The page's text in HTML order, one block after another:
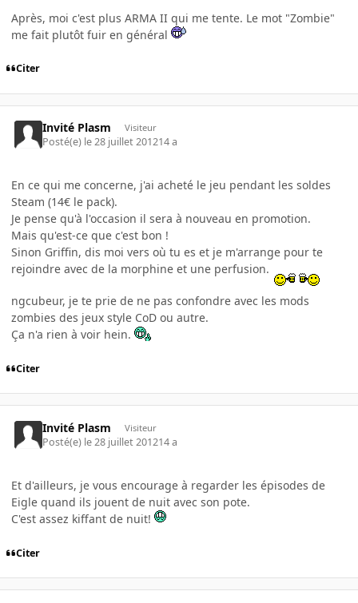
Après, moi c'est plus ARMA II qui me tente. Le mot "Zombie"
me fait plutôt fuir en général
Citer
Invité Plasm Visiteur
Posté(e) le 28 juillet 201214 a
En ce qui me concerne, j'ai acheté le jeu pendant les soldes
Steam (14€ le pack).
Je pense qu'à l'occasion il sera à nouveau en promotion.
Mais qu'est-ce que c'est bon !
Sinon Griffin, dis moi vers où tu es et je m'arrange pour te
rejoindre avec de la morphine et une perfusion.
ngcubeur, je te prie de ne pas confondre avec les mods
zombies des jeux style CoD ou autre.
Ça n'a rien à voir hein.
Citer
Invité Plasm Visiteur
Posté(e) le 28 juillet 201214 a
Et d'ailleurs, je vous encourage à regarder les épisodes de
Eigle quand ils jouent de nuit avec son pote.
C'est assez kiffant de nuit!
Citer